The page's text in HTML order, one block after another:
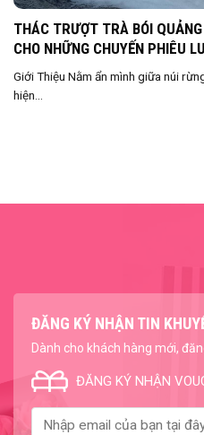
THÁC TRƯỢT TRÀ BÓI
CHO NHỮNG CHUYẾN PHIÊU
Giới Thiệu Nằm ẩn mình giữa núi
hiện...
ĐĂNG KÝ NHẬN TIN
Dành cho khách hàng mới,
ĐĂNG KÝ NHẬN